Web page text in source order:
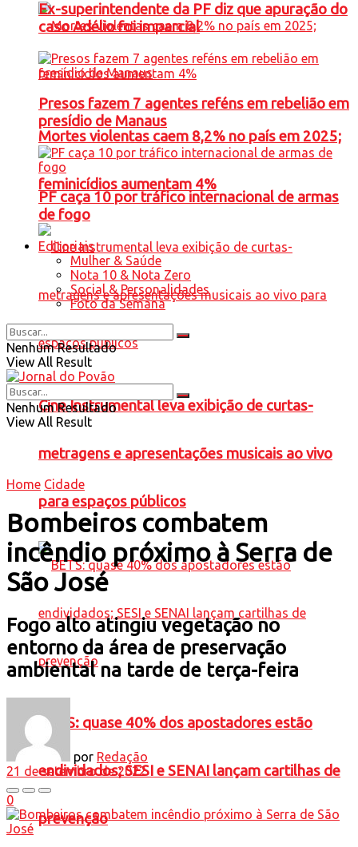
Mortes violentas caem 8,2% no país em 2025;
feminicídios aumentam 4%
Cine Instrumental leva exibição de curtas-
metragens e apresentações musicais ao vivo
para espaços públicos
BETS: quase 40% dos apostadores estão
endividados; SESI e SENAI lançam cartilhas de
prevenção
Ex-superintendente da PF diz que apuração do
caso Adélio foi imparcial
Presos fazem 7 agentes reféns em rebelião em
presídio de Manaus
PF caça 10 por tráfico internacional de armas
de fogo
Editoriais
Mulher & Saúde
Nota 10 & Nota Zero
Social & Personalidades
Foto da Semana
Nenhum Resultado
View All Result
Nenhum Resultado
View All Result
Home Cidade
Bombeiros combatem
incêndio próximo à Serra de
São José
Fogo alto atingiu vegetação no
entorno da área de preservação
ambiental na tarde de terça-feira
por Redação
21 de setembro de 2022
0